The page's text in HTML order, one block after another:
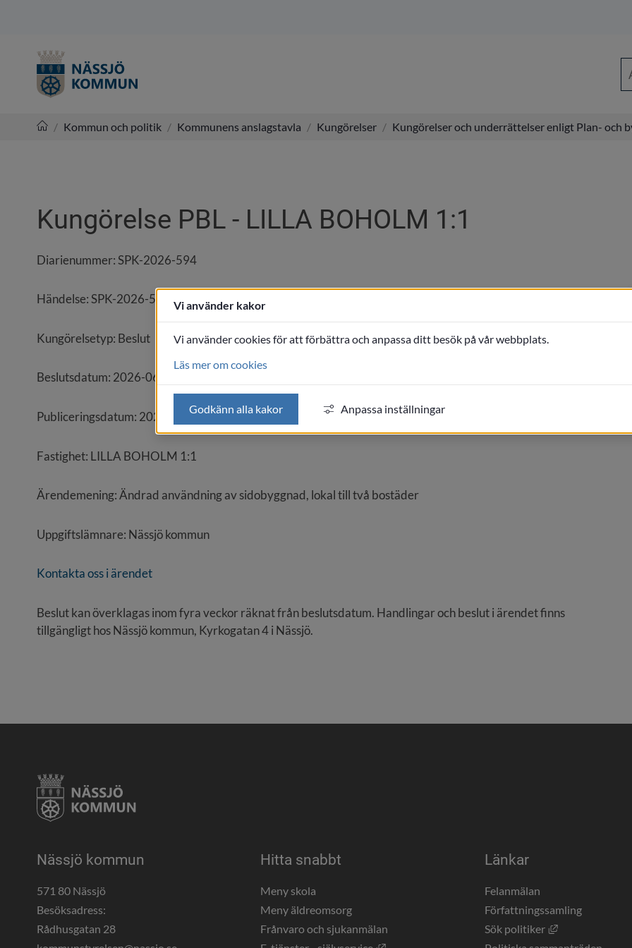
/ Kommun och politik / Kommunens anslagstavla / Kungörelser / Kungörelser och underrättelser enligt Plan- och
Kungörelse PBL - LILLA BOHOLM 1:1
Diarienummer: SPK-2026-594
Händelse: SPK-2026-594:12
Kungörelsetyp: Beslut
Beslutsdatum: 2026-06-24
Publiceringsdatum: 2026-06-29
Fastighet: LILLA BOHOLM 1:1
Ärendemening: Ändrad användning av sidobyggnad, lokal till två bostäder
Uppgiftslämnare: Nässjö kommun
Kontakta oss i ärendet
Beslut kan överklagas inom fyra veckor räknat från beslutsdatum. Handlingar och beslut i ärendet finns
tillgängligt hos Nässjö kommun, Kyrkogatan 4 i Nässjö.
Nässjö kommun
571 80 Nässjö
Besöksadress:
Rådhusgatan 28
Hitta snabbt
Meny skola
Meny äldreomsorg
Frånvaro och sjukanmälan
Länkar
Felanmälan
Författningssamling
Sök politiker
Länk till annan
Vi använder kakor
Vi använder cookies för att förbättra och anpassa ditt besök på vår webbplats.
Läs mer om cookies
Godkänn alla kakor Anpassa inställningar